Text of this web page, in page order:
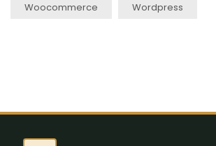
Woocommerce Wordpress